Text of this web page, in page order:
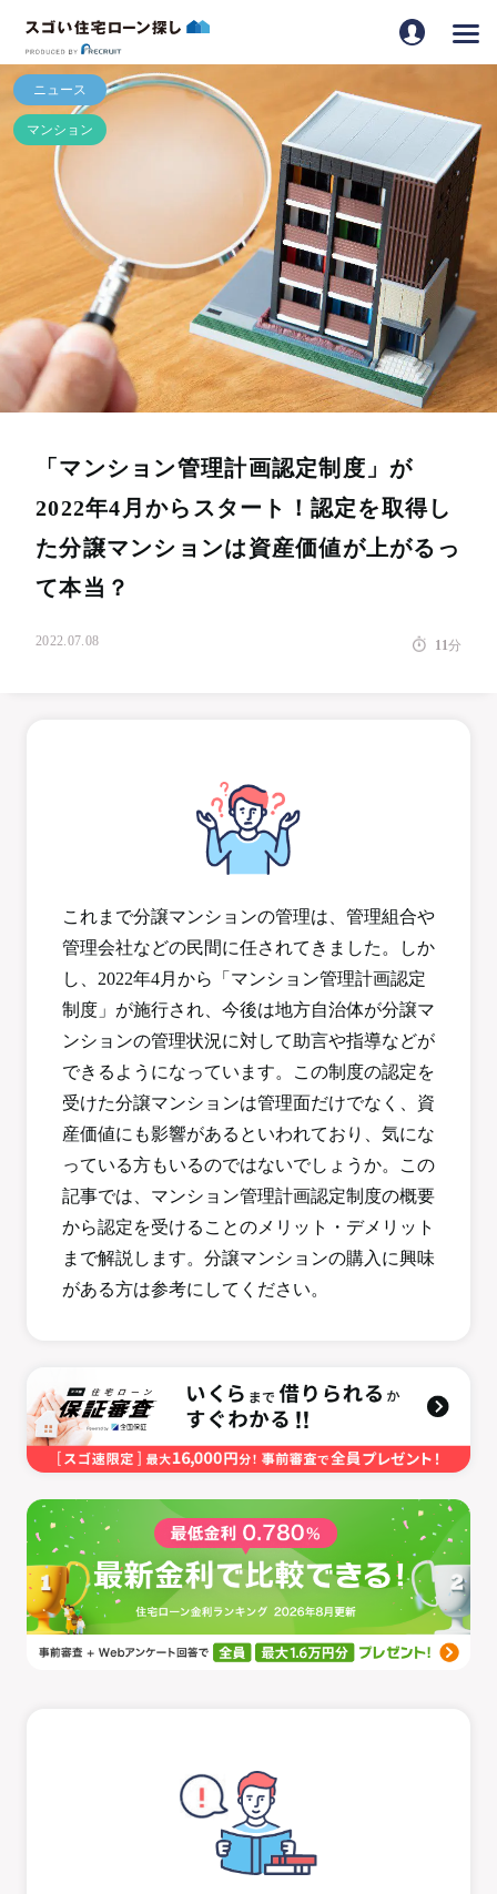
「マンション管理計画認定制度」が
2022年4月からスタート！認定を取得し
た分譲マンションは資産価値が上がるっ
て本当？
2022.07.08 11分
これまで分譲マンションの管理は、管理組合や
管理会社などの民間に任されてきました。しか
し、2022年4月から「マンション管理計画認定
制度」が施行され、今後は地方自治体が分譲マ
ンションの管理状況に対して助言や指導などが
できるようになっています。この制度の認定を
受けた分譲マンションは管理面だけでなく、資
産価値にも影響があるといわれており、気にな
っている方もいるのではないでしょうか。この
記事では、マンション管理計画認定制度の概要
から認定を受けることのメリット・デメリット
まで解説します。分譲マンションの購入に興味
がある方は参考にしてください。